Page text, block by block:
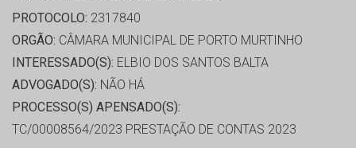
PROTOCOLO: 2317840
ORGÃO: CÂMARA MUNICIPAL DE PORTO MURTINHO
INTERESSADO(S): ELBIO DOS SANTOS BALTA
ADVOGADO(S): NÃO HÁ
PROCESSO(S) APENSADO(S):
TC/00008564/2023 PRESTAÇÃO DE CONTAS 2023